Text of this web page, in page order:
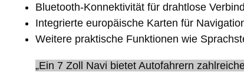
Bluetooth-Konnektivität für drahtlose
Integrierte europäische Karten für
Weitere praktische Funktionen wie
„Ein 7 Zoll Navi bietet Autofahrern